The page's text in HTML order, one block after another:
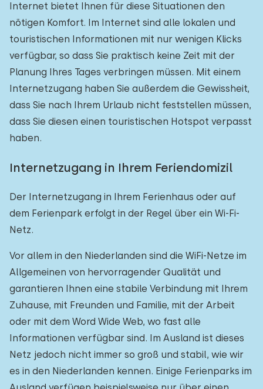
Internet bietet Ihnen für diese Situationen den
nötigen Komfort. Im Internet sind alle lokalen und
touristischen Informationen mit nur wenigen Klicks
verfügbar, so dass Sie praktisch keine Zeit mit der
Planung Ihres Tages verbringen müssen. Mit einem
Internetzugang haben Sie außerdem die Gewissheit,
dass Sie nach Ihrem Urlaub nicht feststellen müssen,
dass Sie diesen einen touristischen Hotspot verpasst
haben.
Internetzugang in Ihrem Feriendomizil
Der Internetzugang in Ihrem Ferienhaus oder auf
dem Ferienpark erfolgt in der Regel über ein Wi-Fi-
Netz.
Vor allem in den Niederlanden sind die WiFi-Netze im
Allgemeinen von hervorragender Qualität und
garantieren Ihnen eine stabile Verbindung mit Ihrem
Zuhause, mit Freunden und Familie, mit der Arbeit
oder mit dem Word Wide Web, wo fast alle
Informationen verfügbar sind. Im Ausland ist dieses
Netz jedoch nicht immer so groß und stabil, wie wir
es in den Niederlanden kennen. Einige Ferienparks im